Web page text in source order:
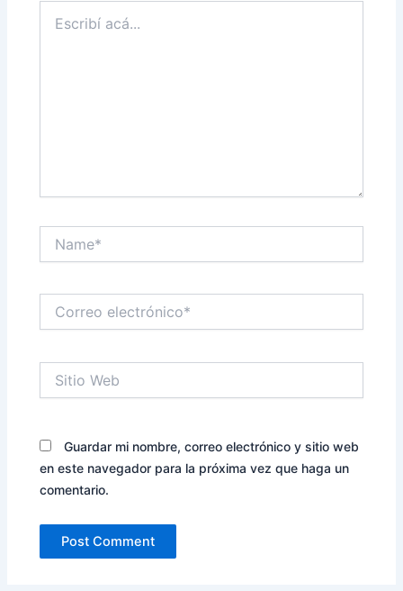
acá...
electrónico*
Web
Guardar mi nombre, correo electrónico y sitio web
en este navegador para la próxima vez que haga un
comentario.